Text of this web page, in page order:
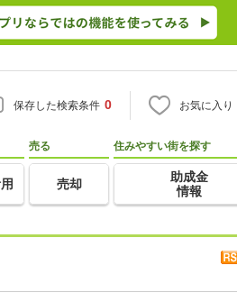
保存した検索条件 0 お気に入り
売る
売却
住みやすい街を探す
助成金
情報